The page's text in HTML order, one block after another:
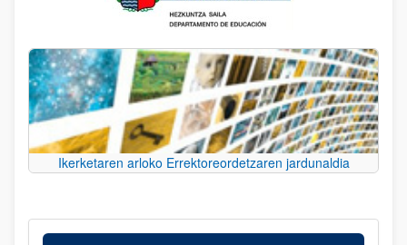
Ikerketaren arloko Errektoreordetzaren jardunaldia